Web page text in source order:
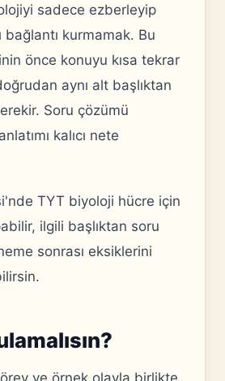
sadece ezberleyip
bağlantı kurmamak. Bu
önce konuyu kısa tekrar
aynı alt başlıktan
Soru çözümü
kalıcı nete
TYT biyoloji hücre için
ilgili başlıktan soru
sonrası eksiklerini
ve örnek olayla birlikte